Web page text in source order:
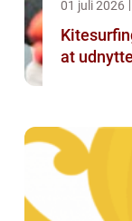
01 juli 2026
at